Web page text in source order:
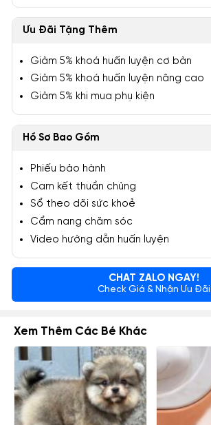
Ưu Đãi Tặng Thêm
Giảm 5% khoá huấn luyện cơ bản
Giảm 5% khoá huấn luyện nâng cao
Giảm 5% khi mua phụ kiện
Hồ Sơ Bao Gồm
Phiếu bảo hành
Cam kết thuần chủng
Sổ theo dõi sức khoẻ
Cẩm nang chăm sóc
Video hướng dẫn huấn luyện
CHAT ZALO NGAY!
Check Giá & Nhận Ưu Đãi
Xem Thêm Các Bé Khác